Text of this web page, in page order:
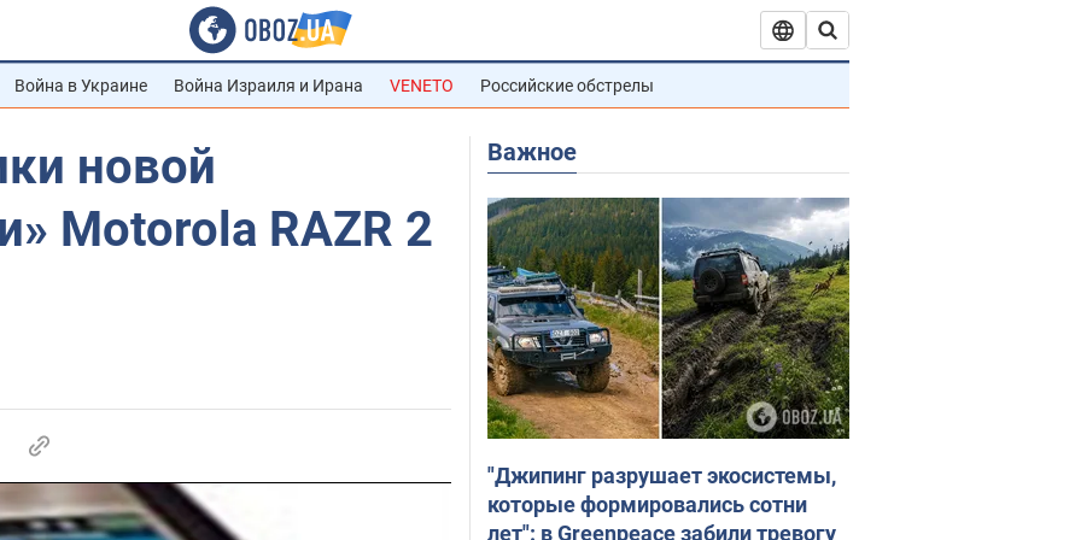
Война в Украине Война Израиля и Ирана VENETO Российские обстрелы
новой
Motorola RAZR 2
Важное
"Джипинг разрушает экосистемы,
которые формировались сотни
лет": в Greenpeace забили тревогу